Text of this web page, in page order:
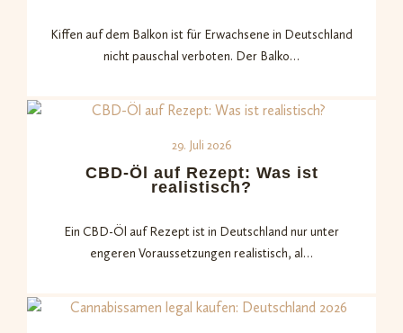
Kiffen auf dem Balkon ist für Erwachsene in Deutschland
nicht pauschal verboten. Der Balko…
29. Juli 2026
CBD-Öl auf Rezept: Was ist
realistisch?
Ein CBD-Öl auf Rezept ist in Deutschland nur unter
engeren Voraussetzungen realistisch, al…